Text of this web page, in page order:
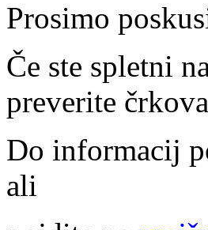
Prosimo
Če ste spletni
preverite
Do informacij
ali